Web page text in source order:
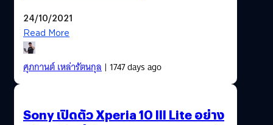
24/10/2021
Read More
ศุภกานต์ เหล่ารัตนกุล| 1747 days ago
Sony เปิดตัว Xperia 10 III Lite อย่าง